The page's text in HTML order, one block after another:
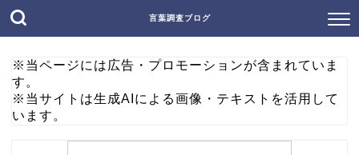
言葉調査ブログ
※当ページには広告・プロモーションが含まれていま
す。
※当サイトは生成AIによる画像・テキストを活用して
います。